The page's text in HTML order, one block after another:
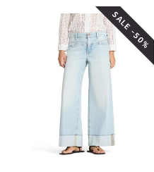
SALE -50%